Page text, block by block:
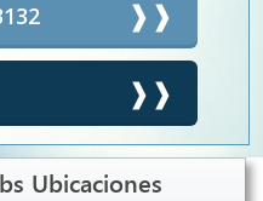
Ubicaciones